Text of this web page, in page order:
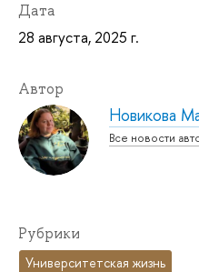
Дата
28 августа, 2025 г.
Автор
Новикова
Все новости
Рубрики
Университетская жизнь